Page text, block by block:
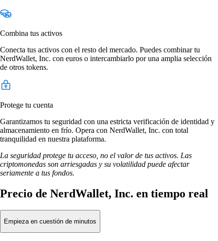
Combina tus activos
Conecta tus activos con el resto del mercado. Puedes combinar tu
NerdWallet, Inc. con euros o intercambiarlo por una amplia selección
de otros tokens.
Protege tu cuenta
Garantizamos tu seguridad con una estricta verificación de identidad y
almacenamiento en frío. Opera con NerdWallet, Inc. con total
tranquilidad en nuestra plataforma.
La seguridad protege tu acceso, no el valor de tus activos. Las
criptomonedas son arriesgadas y su volatilidad puede afectar
seriamente a tus fondos.
Precio de NerdWallet, Inc. en tiempo real
Empieza en cuestión de minutos